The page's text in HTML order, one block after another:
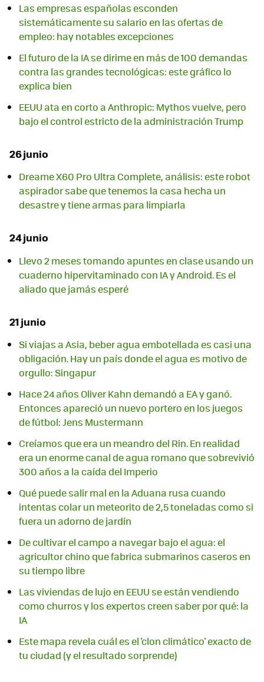
Las empresas españolas esconden
sistemáticamente su salario en las ofertas de
empleo: hay notables excepciones
El futuro de la IA se dirime en más de 100 demandas
contra las grandes tecnológicas: este gráfico lo
explica bien
EEUU ata en corto a Anthropic: Mythos vuelve, pero
bajo el control estricto de la administración Trump
26 junio
Dreame X60 Pro Ultra Complete, análisis: este robot
aspirador sabe que tenemos la casa hecha un
desastre y tiene armas para limpiarla
24 junio
Llevo 2 meses tomando apuntes en clase usando un
cuaderno hipervitaminado con IA y Android. Es el
aliado que jamás esperé
21 junio
Si viajas a Asia, beber agua embotellada es casi una
obligación. Hay un país donde el agua es motivo de
orgullo: Singapur
Hace 24 años Oliver Kahn demandó a EA y ganó.
Entonces apareció un nuevo portero en los juegos
de fútbol: Jens Mustermann
Creíamos que era un meandro del Rin. En realidad
era un enorme canal de agua romano que sobrevivió
300 años a la caída del Imperio
Qué puede salir mal en la Aduana rusa cuando
intentas colar un meteorito de 2,5 toneladas como si
fuera un adorno de jardín
De cultivar el campo a navegar bajo el agua: el
agricultor chino que fabrica submarinos caseros en
su tiempo libre
Las viviendas de lujo en EEUU se están vendiendo
como churros y los expertos creen saber por qué: la
IA
Este mapa revela cuál es el 'clon climático' exacto de
tu ciudad (y el resultado sorprende)